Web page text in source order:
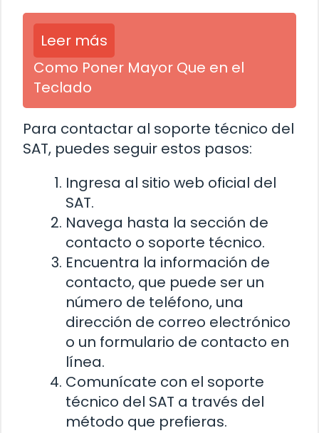
Leer más
Como Poner Mayor Que en el
Teclado
Para contactar al soporte técnico del
SAT, puedes seguir estos pasos:
Ingresa al sitio web oficial del
SAT.
Navega hasta la sección de
contacto o soporte técnico.
Encuentra la información de
contacto, que puede ser un
número de teléfono, una
dirección de correo electrónico
o un formulario de contacto en
línea.
Comunícate con el soporte
técnico del SAT a través del
método que prefieras.